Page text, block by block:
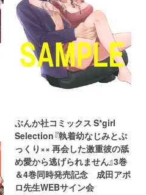
ぶんか社コミックス S*girl
Selection『執着幼なじみとぷ
っくり×× 再会した激重彼の舐
め愛から逃げられません』3巻
＆4巻同時発売記念 成田アポ
ロ先生WEBサイン会